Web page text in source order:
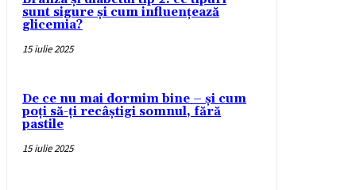
sunt sigure și cum influențează
glicemia?
15 iulie 2025
De ce nu mai dormim bine – și cum
poți să-ți recâștigi somnul, fără
pastile
15 iulie 2025